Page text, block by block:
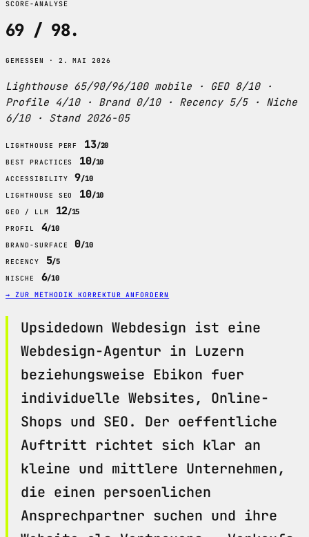
SCORE-ANALYSE
69 / 98.
GEMESSEN · 2. MAI 2026
Lighthouse 65/90/96/100 mobile · GEO 8/10 ·
Profile 4/10 · Brand 0/10 · Recency 5/5 · Niche
6/10 · Stand 2026-05
LIGHTHOUSE PERF 13/20
BEST PRACTICES 10/10
ACCESSIBILITY 9/10
LIGHTHOUSE SEO 10/10
GEO / LLM 12/15
PROFIL 4/10
BRAND-SURFACE 0/10
RECENCY 5/5
NISCHE 6/10
→ ZUR METHODIK KORREKTUR ANFORDERN
Upsidedown Webdesign ist eine
Webdesign-Agentur in Luzern
beziehungsweise Ebikon fuer
individuelle Websites, Online-
Shops und SEO. Der oeffentliche
Auftritt richtet sich klar an
kleine und mittlere Unternehmen,
die einen persoenlichen
Ansprechpartner suchen und ihre